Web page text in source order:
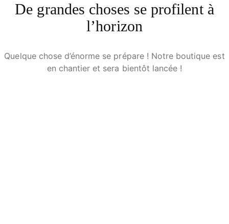
De grandes choses se profilent à
l’horizon
Quelque chose d’énorme se prépare ! Notre boutique est
en chantier et sera bientôt lancée !